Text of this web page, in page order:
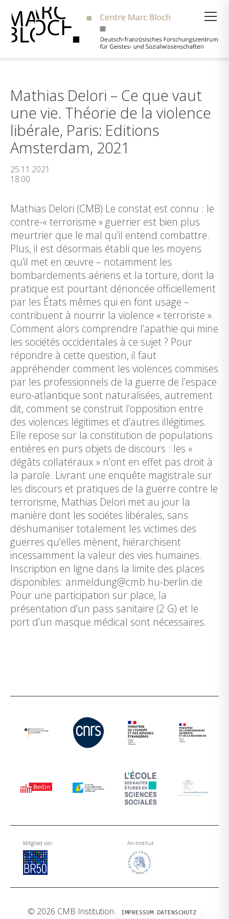
Mathias Delori – Ce que vaut
une vie. Théorie de la violence
libérale, Paris: Editions
Amsterdam, 2021
25.11.2021
18:00
Mathias Delori (CMB) Le constat est connu : le
contre-« terrorisme » guerrier est bien plus
meurtrier que le mal qu’il entend combattre.
Plus, il est désormais établi que les moyens
qu’il met en œuvre – notamment les
bombardements aériens et la torture, dont la
pratique est pourtant dénoncée officiellement
par les États mêmes qui en font usage –
contribuent à nourrir la violence « terroriste ».
Comment alors comprendre l’apathie qui mine
les sociétés occidentales à ce sujet ? Pour
répondre à cette question, il faut
appréhender comment les violences commises
par les professionnels de la guerre de l’espace
euro-atlantique sont naturalisées, autrement
dit, comment se construit l’opposition entre
des violences légitimes et d’autres illégitimes.
Elle repose sur la constitution de populations
entières en purs objets de discours : les «
dégâts collatéraux » n’ont en effet pas droit à
la parole. Livrant une enquête magistrale sur
les discours et pratiques de la guerre contre le
terrorisme, Mathias Delori met au jour la
manière dont les sociétes libérales, sans
déshumaniser totalement les victimes des
guerres qu’elles mènent, hiérarchisent
incessamment la valeur des vies humaines.
Inscription en ligne dans la limite des places
disponibles: anmeldung@cmb.hu-berlin.de
Pour une participation sur place, la
présentation d’un pass sanitaire (2 G) et le
port d’un masque médical sont nécessaires.
Mitglied von An-Institut
© 2026 CMB Institution IMPRESSUM DATENSCHUTZ